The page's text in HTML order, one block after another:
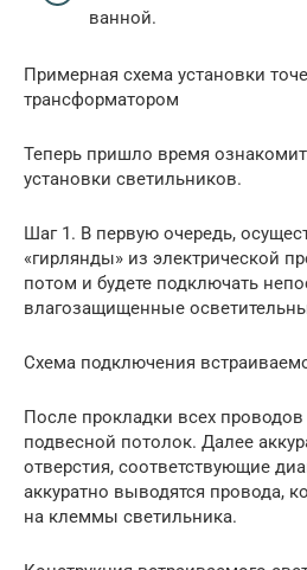
ванной.
Примерная схема установки
трансформатором
Теперь пришло время
установки светильников.
Шаг 1. В первую очередь,
«гирлянды» из электрической
потом и будете подключать
влагозащищенные
Схема подключения
После прокладки всех проводов
подвесной потолок. Далее
отверстия, соответствующие
аккуратно выводятся провода,
на клеммы светильника.